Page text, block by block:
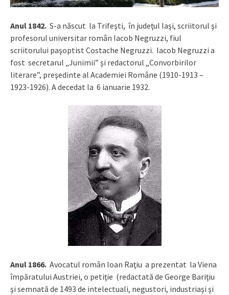
Anul 1842. S-a născut la Trifeşti, în judeţul Iaşi, scriitorul şi
profesorul universitar român Iacob Negruzzi, fiul
scriitorului paşoptist Costache Negruzzi. Iacob Negruzzi a
fost secretarul „Junimii” şi redactorul „Convorbirilor
literare”, preşedinte al Academiei Române (1910-1913 –
1923-1926). A decedat la 6 ianuarie 1932.
Anul 1866. Avocatul român Ioan Raţiu a prezentat la Viena
împăratului Austriei, o petiţie (redactată de George Bariţiu
şi semnată de 1493 de intelectuali, negustori, industriaşi şi